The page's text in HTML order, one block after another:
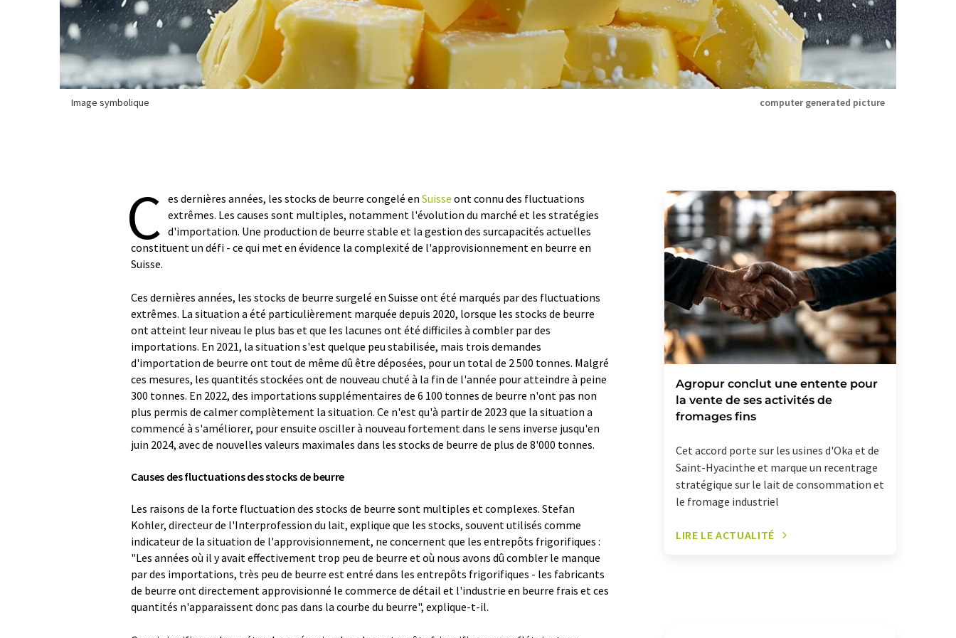
Image symbolique computer generated picture
C es dernières années, les stocks de beurre congelé en Suisse ont connu des fluctuations
extrêmes. Les causes sont multiples, notamment l'évolution du marché et les stratégies
d'importation. Une production de beurre stable et la gestion des surcapacités actuelles
constituent un défi - ce qui met en évidence la complexité de l'approvisionnement en beurre en
Suisse.
Ces dernières années, les stocks de beurre surgelé en Suisse ont été marqués par des fluctuations
extrêmes. La situation a été particulièrement marquée depuis 2020, lorsque les stocks de beurre
ont atteint leur niveau le plus bas et que les lacunes ont été difficiles à combler par des
importations. En 2021, la situation s'est quelque peu stabilisée, mais trois demandes
d'importation de beurre ont tout de même dû être déposées, pour un total de 2 500 tonnes. Malgré
ces mesures, les quantités stockées ont de nouveau chuté à la fin de l'année pour atteindre à peine
300 tonnes. En 2022, des importations supplémentaires de 6 100 tonnes de beurre n'ont pas non
plus permis de calmer complètement la situation. Ce n'est qu'à partir de 2023 que la situation a
commencé à s'améliorer, pour ensuite osciller à nouveau fortement dans le sens inverse jusqu'en
juin 2024, avec de nouvelles valeurs maximales dans les stocks de beurre de plus de 8'000 tonnes.
Causes des fluctuations des stocks de beurre
Les raisons de la forte fluctuation des stocks de beurre sont multiples et complexes. Stefan
Kohler, directeur de l'Interprofession du lait, explique que les stocks, souvent utilisés comme
indicateur de la situation de l'approvisionnement, ne concernent que les entrepôts frigorifiques :
"Les années où il y avait effectivement trop peu de beurre et où nous avons dû combler le manque
par des importations, très peu de beurre est entré dans les entrepôts frigorifiques - les fabricants
de beurre ont directement approvisionné le commerce de détail et l'industrie en beurre frais et ces
quantités n'apparaissent donc pas dans la courbe du beurre", explique-t-il.
Agropur conclut une entente pour
la vente de ses activités de
fromages fins
Cet accord porte sur les usines d'Oka et de
Saint-Hyacinthe et marque un recentrage
stratégique sur le lait de consommation et
le fromage industriel
LIRE LE ACTUALITÉ